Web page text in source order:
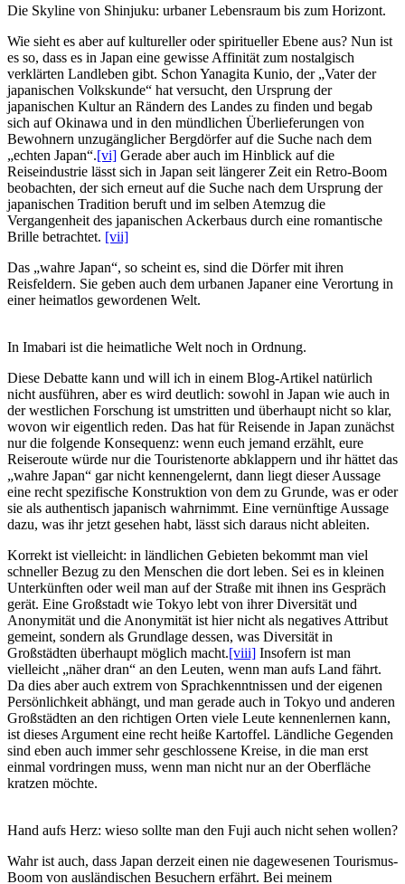
Die Skyline von Shinjuku: urbaner Lebensraum bis zum Horizont.
Wie sieht es aber auf kultureller oder spiritueller Ebene aus? Nun ist
es so, dass es in Japan eine gewisse Affinität zum nostalgisch
verklärten Landleben gibt. Schon Yanagita Kunio, der „Vater der
japanischen Volkskunde“ hat versucht, den Ursprung der
japanischen Kultur an Rändern des Landes zu finden und begab
sich auf Okinawa und in den mündlichen Überlieferungen von
Bewohnern unzugänglicher Bergdörfer auf die Suche nach dem
„echten Japan“.[vi] Gerade aber auch im Hinblick auf die
Reiseindustrie lässt sich in Japan seit längerer Zeit ein Retro-Boom
beobachten, der sich erneut auf die Suche nach dem Ursprung der
japanischen Tradition beruft und im selben Atemzug die
Vergangenheit des japanischen Ackerbaus durch eine romantische
Brille betrachtet. [vii]
Das „wahre Japan“, so scheint es, sind die Dörfer mit ihren
Reisfeldern. Sie geben auch dem urbanen Japaner eine Verortung in
einer heimatlos gewordenen Welt.
In Imabari ist die heimatliche Welt noch in Ordnung.
Diese Debatte kann und will ich in einem Blog-Artikel natürlich
nicht ausführen, aber es wird deutlich: sowohl in Japan wie auch in
der westlichen Forschung ist umstritten und überhaupt nicht so klar,
wovon wir eigentlich reden. Das hat für Reisende in Japan zunächst
nur die folgende Konsequenz: wenn euch jemand erzählt, eure
Reiseroute würde nur die Touristenorte abklappern und ihr hättet das
„wahre Japan“ gar nicht kennengelernt, dann liegt dieser Aussage
eine recht spezifische Konstruktion von dem zu Grunde, was er oder
sie als authentisch japanisch wahrnimmt. Eine vernünftige Aussage
dazu, was ihr jetzt gesehen habt, lässt sich daraus nicht ableiten.
Korrekt ist vielleicht: in ländlichen Gebieten bekommt man viel
schneller Bezug zu den Menschen die dort leben. Sei es in kleinen
Unterkünften oder weil man auf der Straße mit ihnen ins Gespräch
gerät. Eine Großstadt wie Tokyo lebt von ihrer Diversität und
Anonymität und die Anonymität ist hier nicht als negatives Attribut
gemeint, sondern als Grundlage dessen, was Diversität in
Großstädten überhaupt möglich macht.[viii] Insofern ist man
vielleicht „näher dran“ an den Leuten, wenn man aufs Land fährt.
Da dies aber auch extrem von Sprachkenntnissen und der eigenen
Persönlichkeit abhängt, und man gerade auch in Tokyo und anderen
Großstädten an den richtigen Orten viele Leute kennenlernen kann,
ist dieses Argument eine recht heiße Kartoffel. Ländliche Gegenden
sind eben auch immer sehr geschlossene Kreise, in die man erst
einmal vordringen muss, wenn man nicht nur an der Oberfläche
kratzen möchte.
Hand aufs Herz: wieso sollte man den Fuji auch nicht sehen wollen?
Wahr ist auch, dass Japan derzeit einen nie dagewesenen Tourismus-
Boom von ausländischen Besuchern erfährt. Bei meinem